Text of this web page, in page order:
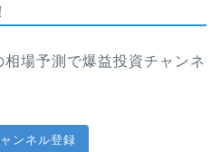
場予測で爆益投資チャンネ
ンネル登録